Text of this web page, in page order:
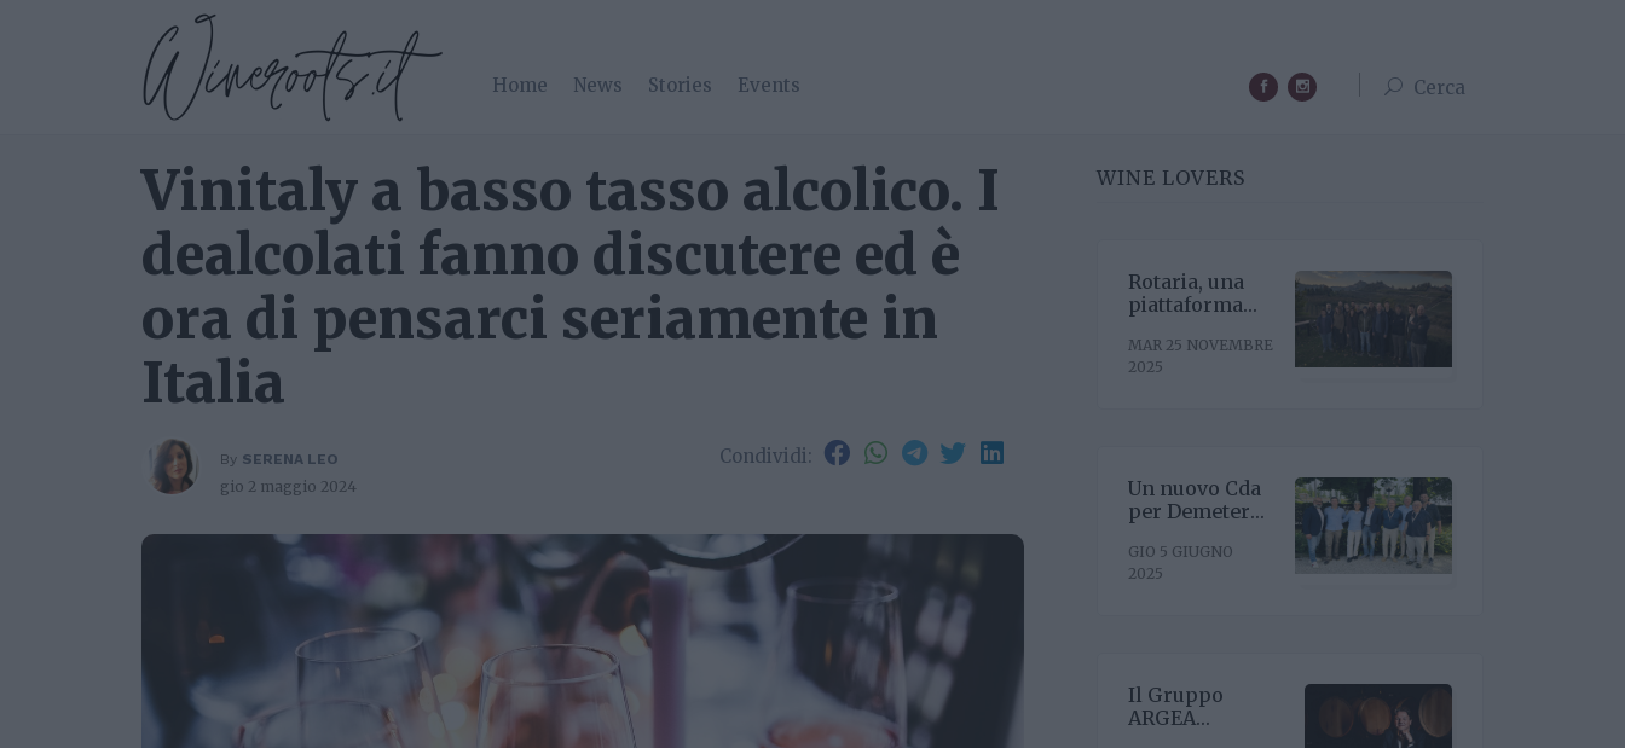
Home News Stories Events Cerca
Vinitaly a basso tasso alcolico. I
dealcolati fanno discutere ed è
ora di pensarci seriamente in
Italia
By SERENA LEO
gio 2 maggio 2024
Condividi:
WINE LOVERS
Rotaria, una
piattaforma
nel cuore del
Roero
MAR 25 NOVEMBRE
2025
Un nuovo Cda
per Demeter
riconferma del
presidente
GIO 5 GIUGNO
2025
Il Gruppo
ARGEA